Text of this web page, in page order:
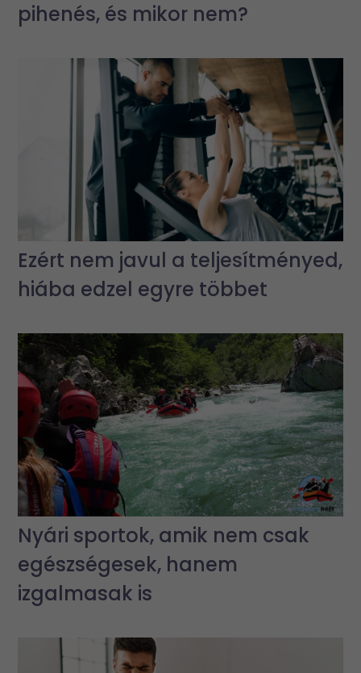
pihenés, és mikor nem?
Ezért nem javul a teljesítményed,
hiába edzel egyre többet
Nyári sportok, amik nem csak
egészségesek, hanem
izgalmasak is